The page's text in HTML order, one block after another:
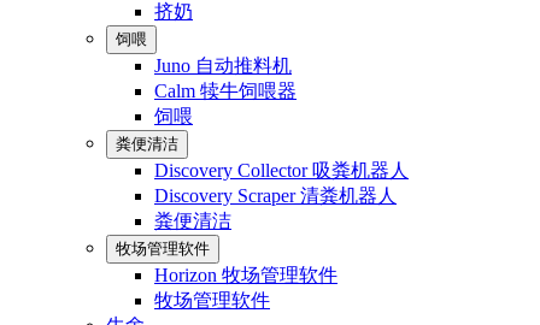
挤奶
饲喂
Juno 自动推料机
Calm 犊牛饲喂器
饲喂
粪便清洁
Discovery Collector 吸粪机器人
Discovery Scraper 清粪机器人
粪便清洁
牧场管理软件
Horizon 牧场管理软件
牧场管理软件